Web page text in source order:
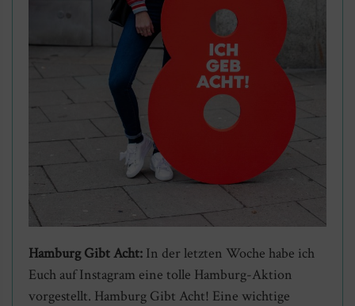
Hamburg Gibt Acht: In der letzten Woche habe ich
Euch auf Instagram eine tolle Hamburg-Aktion
vorgestellt. Hamburg Gibt Acht! Eine wichtige